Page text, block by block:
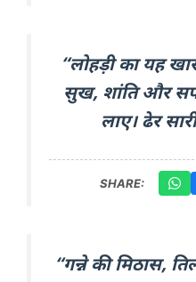
“लोहड़ी का यह
सुख, शांति और
लाए। ढेर
SHARE:
“गन्ने की मिठास,